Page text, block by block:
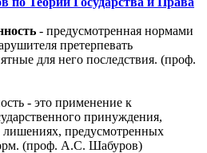
- предусмотренная нормами
претерпевать
для него последствия. (проф.
- это применение к
принуждения,
предусмотренных
(проф. А.С. Шабуров)